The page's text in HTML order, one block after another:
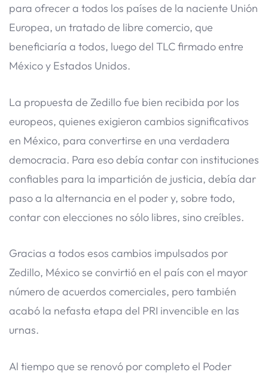
para ofrecer a todos los países de la naciente Unión
Europea, un tratado de libre comercio, que
beneficiaría a todos, luego del TLC firmado entre
México y Estados Unidos.
La propuesta de Zedillo fue bien recibida por los
europeos, quienes exigieron cambios significativos
en México, para convertirse en una verdadera
democracia. Para eso debía contar con instituciones
confiables para la impartición de justicia, debía dar
paso a la alternancia en el poder y, sobre todo,
contar con elecciones no sólo libres, sino creíbles.
Gracias a todos esos cambios impulsados por
Zedillo, México se convirtió en el país con el mayor
número de acuerdos comerciales, pero también
acabó la nefasta etapa del PRI invencible en las
urnas.
Al tiempo que se renovó por completo el Poder